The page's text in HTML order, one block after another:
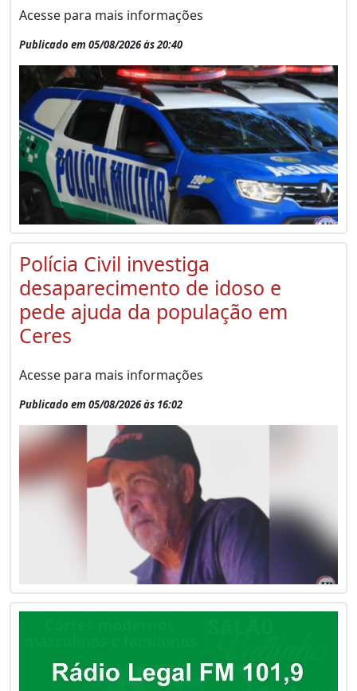
Acesse para mais informações
Publicado em 05/08/2026 às 20:40
Polícia Civil investiga
desaparecimento de idoso e
pede ajuda da população em
Ceres
Acesse para mais informações
Publicado em 05/08/2026 às 16:02